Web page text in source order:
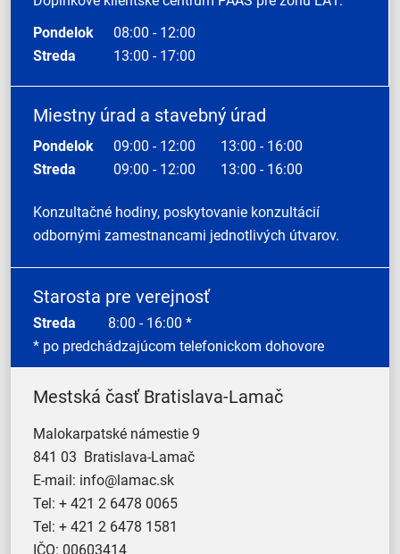
Pondelok
08:00 - 12:00
Streda
13:00 - 17:00
Miestny úrad a stavebný úrad
Pondelok 09:00 - 12:00
13:00 - 16:00
Streda
09:00 - 12:00 13:00 - 16:00
Konzultačné hodiny, poskytovanie konzultácií
odbornými zamestnancami jednotlivých útvarov.
Starosta pre verejnosť
Streda 8:00 - 16:00 *
* po predchádzajúcom telefonickom dohovore
Mestská časť Bratislava-Lamač
Malokarpatské námestie 9
841 03 Bratislava-Lamač
E-mail: info@lamac.sk
Tel: + 421 2 6478 0065
Tel: + 421 2 6478 1581
IČO: 00603414